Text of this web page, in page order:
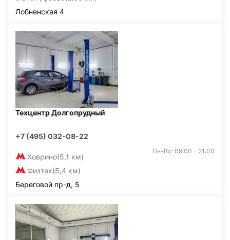
Лобненская 4
Техцентр Долгопрудный
+7 (495) 032-08-22
Ховрино(5,1 км)
Физтех(5,4 км)
Пн-Вс: 09:00 - 21:00
Береговой пр-д, 5